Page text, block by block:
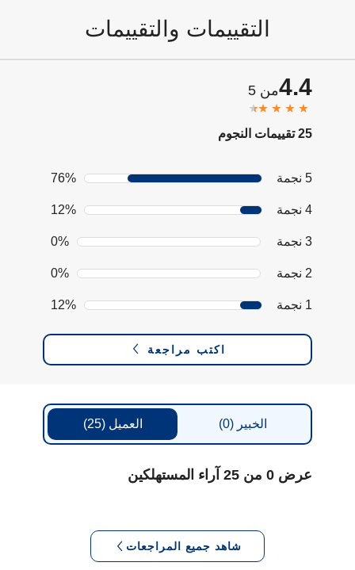
التقييمات والتقييمات
4.4من 5
25 تقييمات النجوم
5 نجمة 76%
4 نجمة 12%
3 نجمة 0%
2 نجمة 0%
1 نجمة 12%
اكتب مراجعة
العميل(25) الخبير(0)
عرض 0 من 25 آراء المستهلكين
شاهد جميع المراجعات